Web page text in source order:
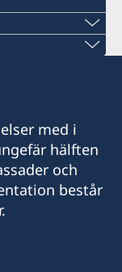
med i
hälften
och
består